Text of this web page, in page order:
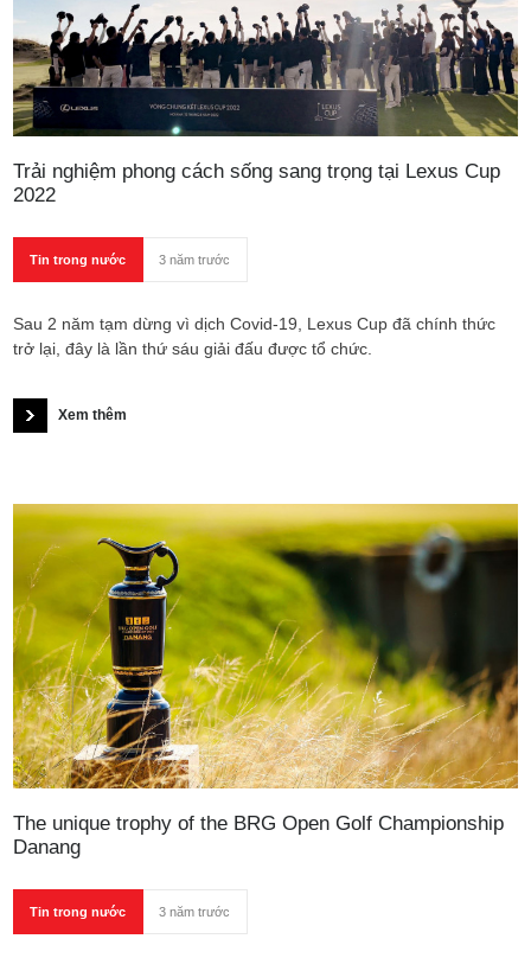
Trải nghiệm phong cách sống sang trọng tại Lexus Cup
2022
Tin trong nước 3 năm trước
Sau 2 năm tạm dừng vì dịch Covid-19, Lexus Cup đã chính thức
trở lại, đây là lần thứ sáu giải đấu được tổ chức.
Xem thêm
The unique trophy of the BRG Open Golf Championship
Danang
Tin trong nước 3 năm trước